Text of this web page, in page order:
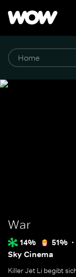
War
14% 51%
Sky Cinema
Killer Jet Li begibt